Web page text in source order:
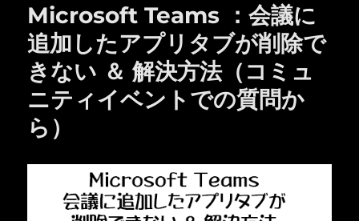
Microsoft Teams ：会議に
追加したアプリタブが削除で
きない ＆ 解決方法（コミュ
ニティイベントでの質問か
ら）